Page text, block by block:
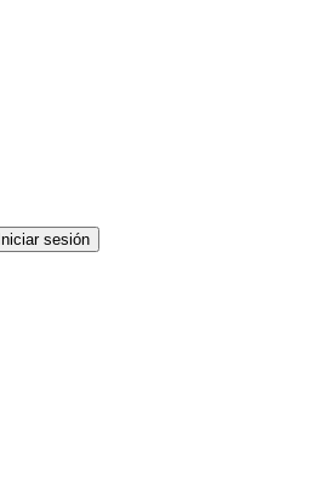
Iniciar sesión